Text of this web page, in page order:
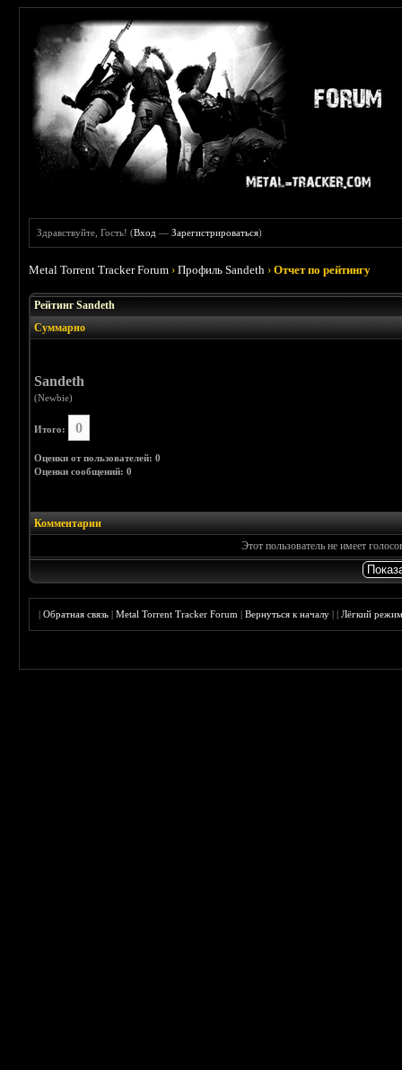
Здравствуйте, Гость! (Вход —Зарегистрироваться)
Metal Torrent Tracker Forum ›Профиль Sandeth ›Отчет по рейтингу
Рейтинг Sandeth
Суммарно
Sandeth
(Newbie)
Итого: 0
Оценки от пользователей: 0
Оценки сообщений: 0
Комментарии
Этот пользователь не имеет
|Обратная связь |Metal Torrent Tracker Forum |Вернуться к началу ||Лёгкий